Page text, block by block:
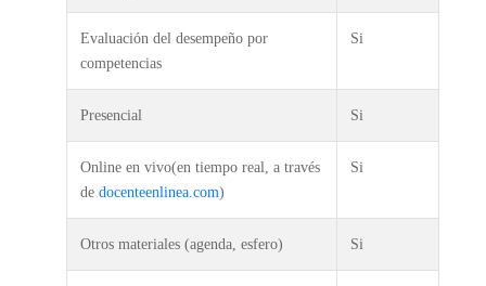
Evaluación del desempeño por
competencias
Si
Presencial Si
Online en vivo(en tiempo real, a través
de docenteenlinea.com)
Si
Otros materiales (agenda, esfero) Si